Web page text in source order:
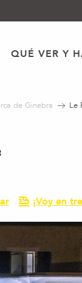
QUÉ VER Y
de Ginebra Le
¡Voy en